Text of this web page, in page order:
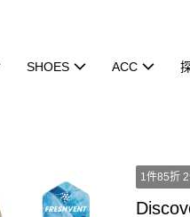
SHOES ACC
1件85折